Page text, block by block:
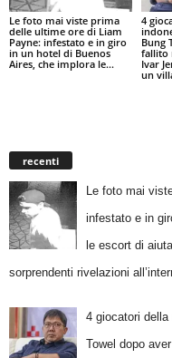
Le foto mai viste prima
delle ultime ore di Liam
Payne: infestato e in giro
in un hotel di Buenos
Aires, che implora le...
4
Bung
fallito
Ivar
un
recenti
Le foto mai
infestato e in
le escort di
sorprendenti rivelazioni
4 giocatori
Towel dopo